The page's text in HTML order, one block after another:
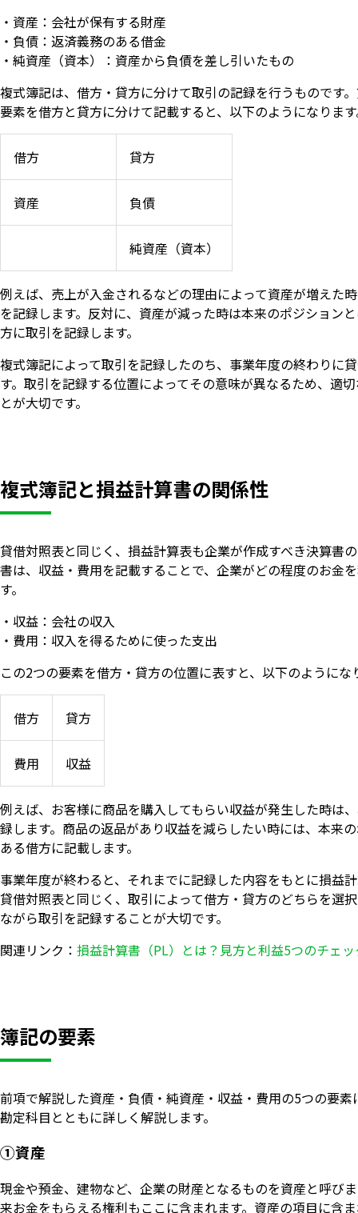
・資産：会社が保有する財産
・負債：返済義務のある借金
・純資産（資本）：資産から負債を差し引いたもの
複式簿記は、借方・貸方に分けて取引の記録を行うものです
要素を借方と貸方に分けて記載すると、以下のようになりま
借方 貸方
資産 負債
純資産（資本）
例えば、売上が入金されるなどの理由によって資産が増えた
を記録します。反対に、資産が減った時は本来のポジション
方に取引を記録します。
複式簿記によって取引を記録したのち、事業年度の終わりに
す。取引を記録する位置によってその意味が異なるため、適
とが大切です。
複式簿記と損益計算書の関係性
貸借対照表と同じく、損益計算表も企業が作成すべき決算書
書は、収益・費用を記載することで、企業がどの程度のお金
す。
・収益：会社の収入
・費用：収入を得るために使った支出
この2つの要素を借方・貸方の位置に表すと、以下のようにな
借方 貸方
費用 収益
例えば、お客様に商品を購入してもらい収益が発生した時は
録します。商品の返品があり収益を減らしたい時には、本来
ある借方に記載します。
事業年度が終わると、それまでに記録した内容をもとに損益
貸借対照表と同じく、取引によって借方・貸方のどちらを選
ながら取引を記録することが大切です。
関連リンク： 損益計算書（PL）とは？見方と利益5つのチェ
簿記の要素
前項で解説した資産・負債・純資産・収益・費用の5つの要素
勘定科目とともに詳しく解説します。
①資産
現金や預金、建物など、企業の財産となるものを資産と呼び
来お金をもらえる権利もここに含まれます。資産の項目に含